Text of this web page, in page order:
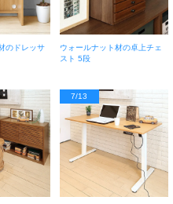
のドレッサ
ウォールナット材の卓上チェ
スト 5段
7/13